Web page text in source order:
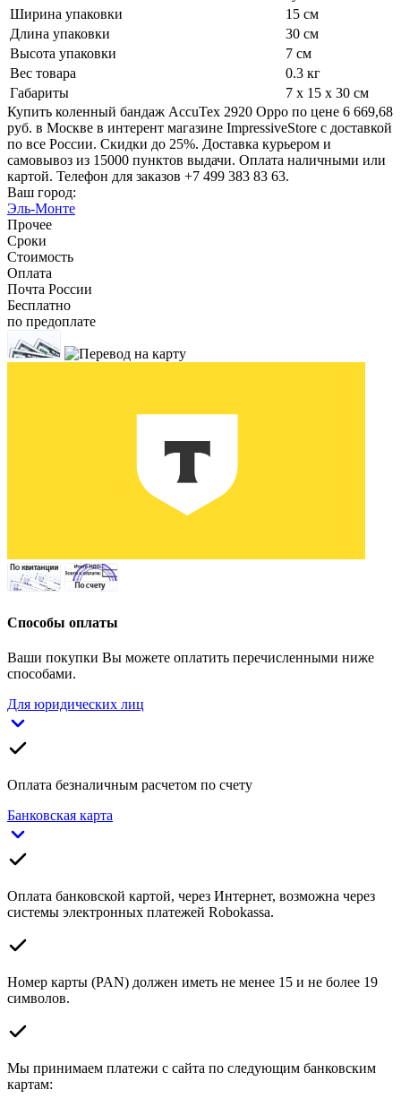
Ширина упаковки
15 см
Длина упаковки
30 см
Высота упаковки
7 см
Вес товара
0.3 кг
Габариты
7 x 15 x 30 см
Купить коленный бандаж AccuTex 2920 Oppo по цене 6 669,68
руб. в Москве в интерент магазине ImpressiveStore с доставкой
по все России. Скидки до 25%. Доставка курьером и
самовывоз из 15000 пунктов выдачи. Оплата наличными или
картой. Телефон для заказов +7 499 383 83 63.
Ваш город:
Эль-Монте
Прочее
Сроки
Стоимость
Оплата
Почта России
Бесплатно
по предоплате
Способы оплаты
Ваши покупки Вы можете оплатить перечисленными ниже
способами.
Для юридических лиц
Оплата безналичным расчетом по счету
Банковская карта
Оплата банковской картой, через Интернет, возможна через
системы электронных платежей Robokassa.
Номер карты (PAN) должен иметь не менее 15 и не более 19
символов.
Мы принимаем платежи с сайта по следующим банковским
картам: